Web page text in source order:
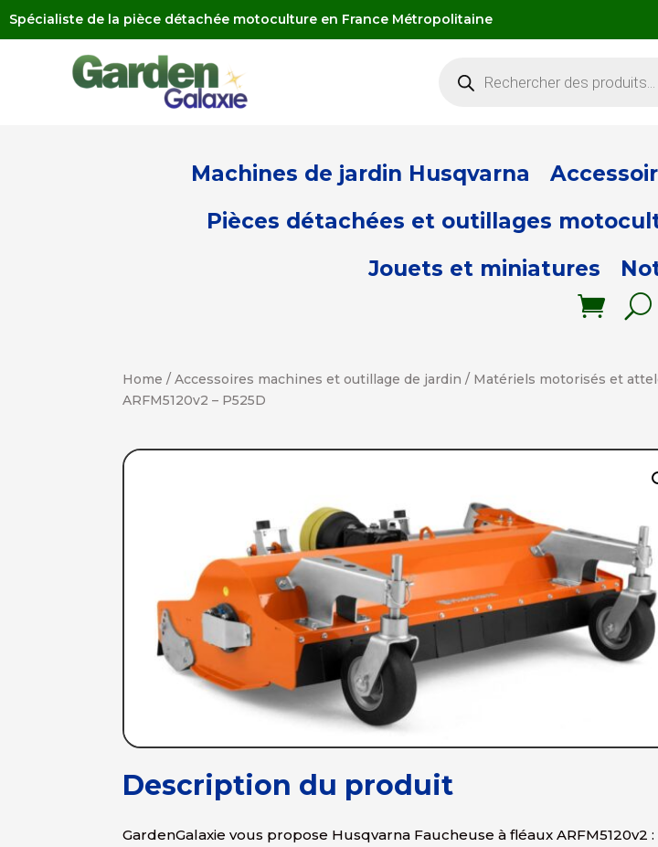
Spécialiste de la pièce détachée motoculture en France Métropolitaine
produits
Machines de jardin Husqvarna
Pièces détachées et outillages
Jouets et miniatures
Home /Accessoires machines et outillage de jardin / Matériels motorisés et
ARFM5120v2 – P525D
Description du produit
GardenGalaxie vous propose Husqvarna Faucheuse à fléaux ARFM5120v2